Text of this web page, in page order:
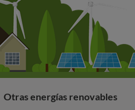
Otras energías renovables